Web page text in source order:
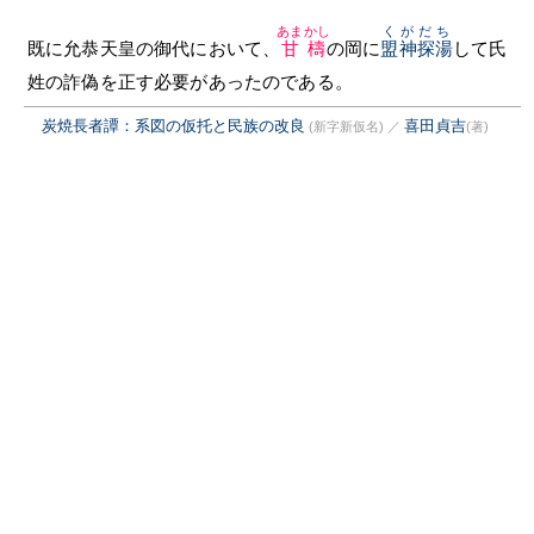
既に允恭天皇の御代において、 甘檮
あまかし
の岡に盟神探湯
くがだち
して氏
姓の詐偽を正す必要があったのである。
炭焼長者譚：系図の仮托と民族の改良 (新字新仮名) ／ 喜田貞吉(著)